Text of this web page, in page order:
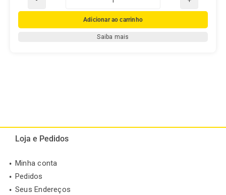
Chá
Real
Max
Adicionar ao carrinho
Saiba mais
Loja e Pedidos
Minha conta
Pedidos
Seus Endereços